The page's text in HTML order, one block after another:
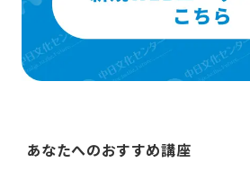
あなたへのおすすめ講座